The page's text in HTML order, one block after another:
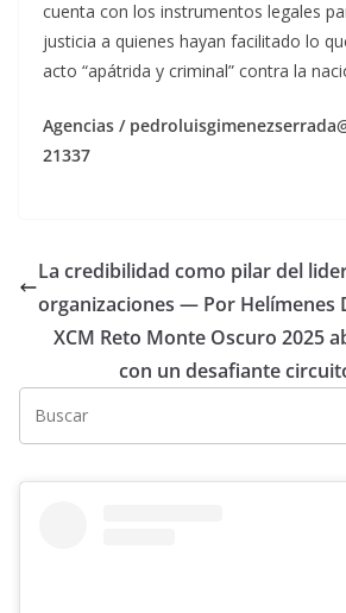
cuenta con los instrumentos legales
justicia a quienes hayan facilitado lo
acto “apátrida y criminal” contra la
Agencias /
21337
La credibilidad como pilar del
organizaciones — Por Helímenes
XCM Reto Monte Oscuro 2025
con un desafiante